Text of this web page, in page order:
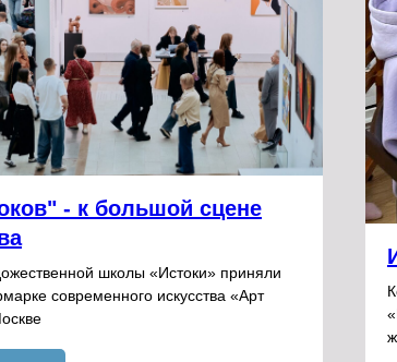
- к большой сцене
школы «Истоки» приняли
современного искусства «Арт